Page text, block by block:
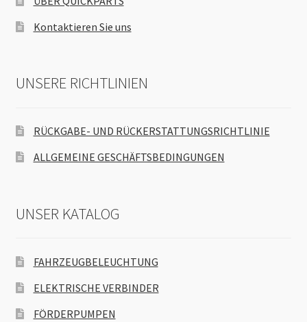
Kontaktieren Sie uns
UNSERE RICHTLINIEN
RÜCKGABE- UND RÜCKERSTATTUNGSRICHTLINIE
ALLGEMEINE GESCHÄFTSBEDINGUNGEN
UNSER KATALOG
FAHRZEUGBELEUCHTUNG
ELEKTRISCHE VERBINDER
FÖRDERPUMPEN